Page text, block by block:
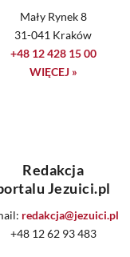
Mały Rynek 8
31-041 Kraków
+48 12 428 15 00
WIĘCEJ »
Redakcja
Jezuici.pl
redakcja@jezuici.pl
+48 12 62 93 483